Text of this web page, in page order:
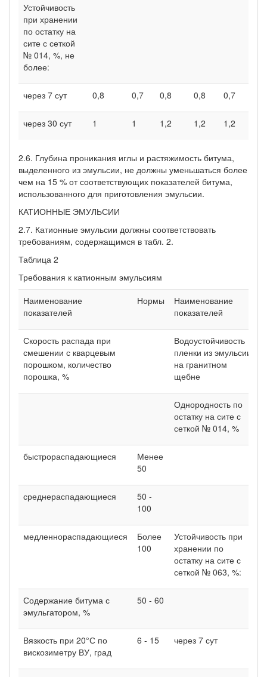
Устойчивость
при хранении
по остатку на
сите с сеткой
№ 014, %, не
более:
через 7 сут 0,8 0,7 0,8 0,8 0,7
через 30 сут 1 1 1,2 1,2 1,2
2.6. Глубина проникания иглы и растяжимость битума,
выделенного из эмульсии, не должны уменьшаться более
чем на 15 % от соответствующих показателей битума,
использованного для приготовления эмульсии.
КАТИОННЫЕ ЭМУЛЬСИИ
2.7. Катионные эмульсии должны соответствовать
требованиям, содержащимся в табл. 2.
Таблица 2
Требования к катионным эмульсиям
Наименование
показателей
Нормы
Наименование
показателей
Скорость распада при
смешении с кварцевым
порошком, количество
порошка, %
Водоустойчивость
пленки из эмульсии
на гранитном
щебне
Однородность по
остатку на сите с
сеткой № 014, %
быстрораспадающиеся
Менее
50
среднераспадающиеся
50 -
100
медленнораспадающиеся
Более
100
Устойчивость при
хранении по
остатку на сите с
сеткой № 063, %:
Содержание битума с
эмульгатором, %
50 - 60
Вязкость при 20°С по
вискозиметру ВУ, град
6 - 15 через 7 сут